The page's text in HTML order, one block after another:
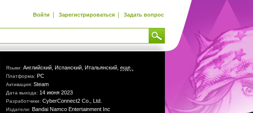
Войти | Зарегистрироваться | Задать вопрос
Языки: Английский, Испанский, Итальянский, еще..
Платформа: PC
Активация: Steam
Дата выхода: 14 июня 2023
Разработчики: CyberConnect2 Co., Ltd.
Издатели: Bandai Namco Entertainment Inc